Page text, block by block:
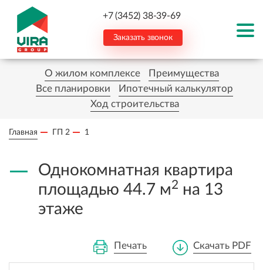
+7 (3452) 38-39-69
Заказать звонок
О жилом комплексе
Преимущества
Все планировки
Ипотечный калькулятор
Ход строительства
Главная ГП 2 1
Однокомнатная квартира
площадью 44.7 м2 на 13
этаже
Печать Скачать PDF